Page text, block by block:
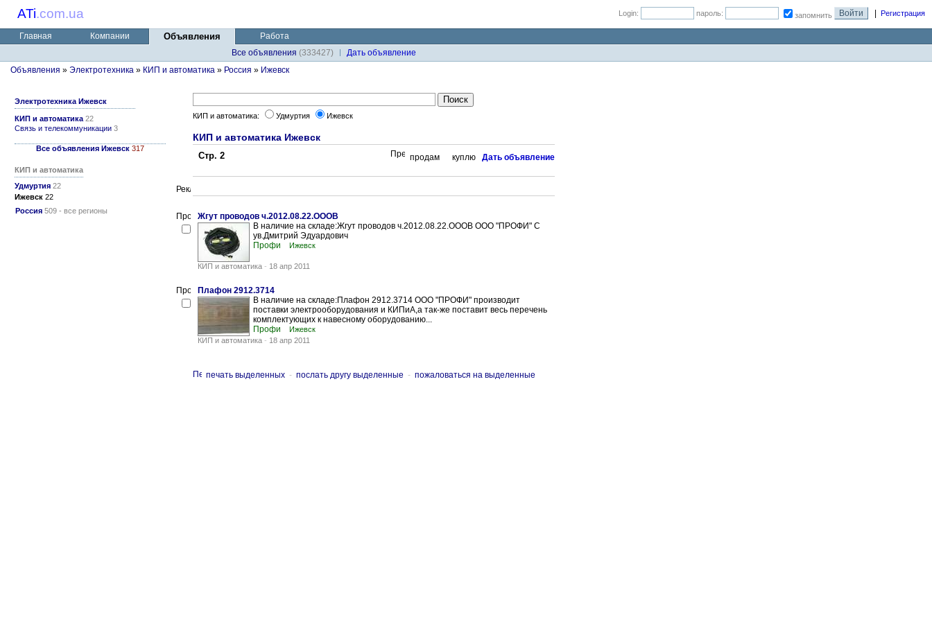
ATi.com.ua Login: пароль: запомнить Регистрация
Главная Компании Объявления
Работа
Все объявления (333427)
Дaть объявление
Объявления » Электротехника » КИП и автоматика » Россия » Ижевск
Электротехника Ижевск
КИП и автоматика 22
Связь и телекоммуникации 3
Все объявления Ижевск 317
КИП и автоматика
Удмуртия 22
Ижевск 22
Россия 509 - все регионы
КИП и автоматика: Удмуртия Ижевск
КИП и автоматика Ижевск
Стр. 2 продам куплю Дaть объявление
Жгут проводов ч.2012.08.22.ОООВ
В наличие на складе:Жгут проводов ч.2012.08.22.ОООВ ООО "ПРОФИ" С
ув.Дмитрий Эдуардович
Профи
Ижевск
КИП и автоматика - 18 апр 2011
Плафон 2912.3714
В наличие на складе:Плафон 2912.3714 ООО "ПРОФИ" производит
поставки электрооборудования и КИПиА,а так-же поставит весь перечень
комплектующих к навесному оборудованию...
Профи
Ижевск
КИП и автоматика - 18 апр 2011
печать выделенных - послать другу выделенные - пожаловаться на выделенные